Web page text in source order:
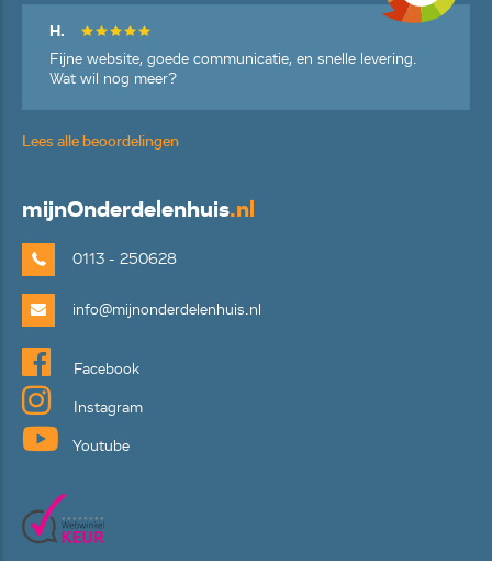
H.
Fijne website, goede communicatie, en snelle levering.
Wat wil nog meer?
Lees alle beoordelingen
mijnOnderdelenhuis.nl
0113 - 250628
info@mijnonderdelenhuis.nl
Facebook
Instagram
Youtube